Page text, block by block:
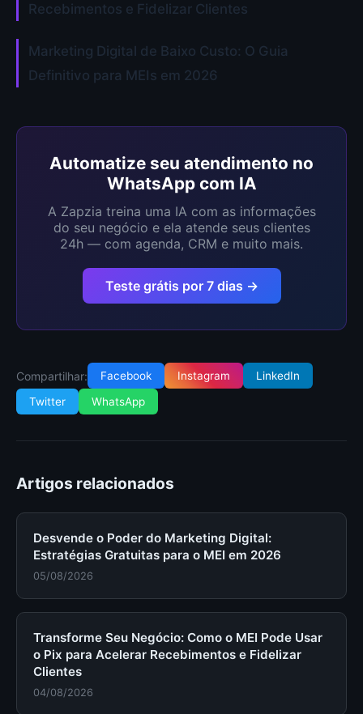
Recebimentos e Fidelizar Clientes
Marketing Digital de Baixo Custo: O Guia
Definitivo para MEIs em 2026
Automatize seu atendimento no
WhatsApp com IA
A Zapzia treina uma IA com as informações
do seu negócio e ela atende seus clientes
24h — com agenda, CRM e muito mais.
Teste grátis por 7 dias →
Compartilhar: Facebook Instagram
LinkedIn
Twitter
WhatsApp
Artigos relacionados
Desvende o Poder do Marketing Digital:
Estratégias Gratuitas para o MEI em 2026
05/08/2026
Transforme Seu Negócio: Como o MEI Pode Usar
o Pix para Acelerar Recebimentos e Fidelizar
Clientes
04/08/2026